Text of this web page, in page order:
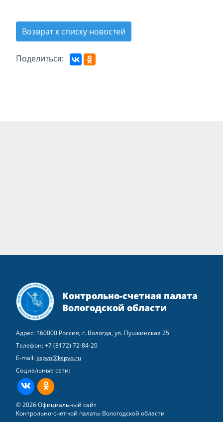
Возврат к списку новостей
Поделиться:
Контрольно-счетная палата
Вологодской области
Адрес: 160000 Россия, г. Вологда, ул. Пушкинская 25
Телефон:+7 (8172) 72-84-20
E-mail: kspvo@kspvo.ru
Социальные сети:
ВКонтактеОдноклассники
© 2026 Официальный сайт
Контрольно-счетной палаты Вологодской области